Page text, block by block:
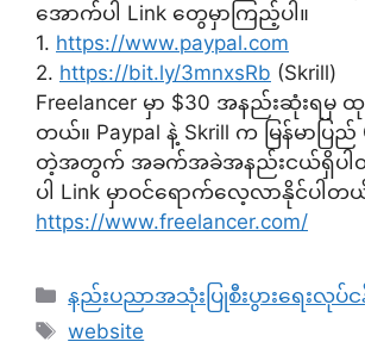
အောက်ပါ Link တွေမှာကြည့်ပါ။
1. https://www.paypal.com
2. https://bit.ly/3mnxsRb (Skrill)
Freelancer မှာ $30 အနည်းဆုံးရမှ
တယ်။ Paypal နဲ့ Skrill က မြန်မာပြည်
တဲ့အတွက် အခက်အခဲအနည်းငယ်ရှိပါ
ပါ Link မှာဝင်ရောက်လေ့လာနိုင်ပါတ
https://www.freelancer.com/
Categories
နည်းပညာအသုံးပြုစီးပွားရေးလုပ်ငန်
Tags
website